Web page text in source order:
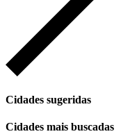
Cidades sugeridas
Cidades mais buscadas